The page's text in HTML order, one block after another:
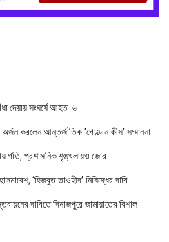
দেয়ায় সংঘর্ষে আহত- ৬
করলেন আন্তর্জাতিক ‘গোল্ডেন কীস’ সম্মাননা
গতি, প্রশাসনিক শৃঙ্খলায়ও জোর
‘হিজবুত তাওহীদ’ নিষিদ্ধের দাবি
দাবিতে দিনাজপুরে জামায়াতের বিশাল